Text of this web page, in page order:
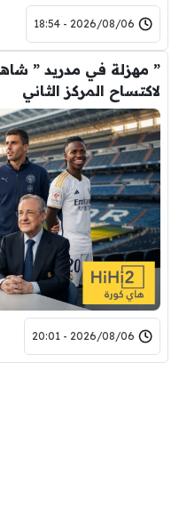
2026/08/06 - 18:54
” مهزلة في مدريد ”
لاكتساح المركز الثاني
2026/08/06 - 20:01